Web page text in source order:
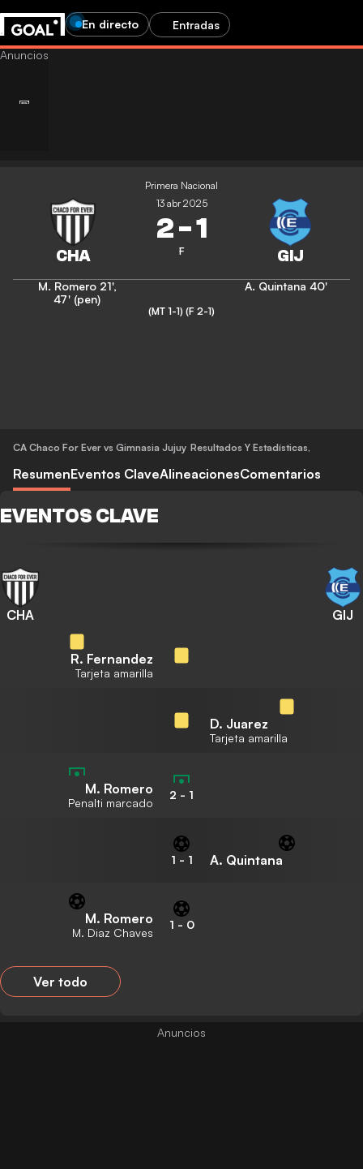
En directo Entradas
Primera Nacional
13 abr 2025
2-1
F
M. Romero 21',
47' (pen)
A. Quintana 40'
(MT 1-1) (F 2-1)
CA Chaco For Ever vs Gimnasia Jujuy Resultados Y Estadísticas,
ResumenEventos ClaveAlineacionesComentarios
EVENTOS CLAVE
CHA GIJ
R. Fernandez
Tarjeta amarilla
D. Juarez
Tarjeta amarilla
M. Romero
Penalti marcado
2 - 1
1 - 1 A. Quintana
M. Romero
M. Diaz Chaves
1 - 0
Ver todo